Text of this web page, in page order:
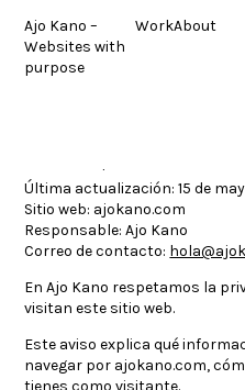
content
Ajo Kano –
Websites with
purpose
WorkAbout
Última actualización: 15 de
Sitio web: ajokano.com
Responsable: Ajo Kano
Correo de contacto:
EnAjo Kano respetamos la
visitan este sitio web.
Este aviso explica qué
navegar por ajokano.com,
tienes como visitante.